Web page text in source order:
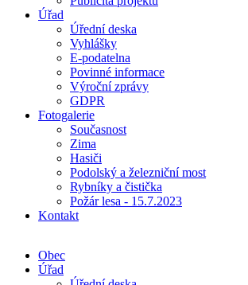
Úřad
Úřední deska
Vyhlášky
E-podatelna
Povinné informace
Výroční zprávy
GDPR
Fotogalerie
Současnost
Zima
Hasiči
Podolský a železniční most
Rybníky a čistička
Požár lesa - 15.7.2023
Kontakt
Obec
Úřad